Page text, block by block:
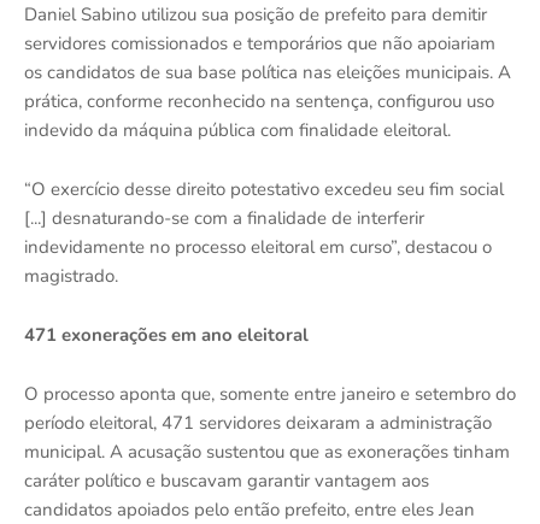
Daniel Sabino utilizou sua posição de prefeito para demitir
servidores comissionados e temporários que não apoiariam
os candidatos de sua base política nas eleições municipais. A
prática, conforme reconhecido na sentença, configurou uso
indevido da máquina pública com finalidade eleitoral.
“O exercício desse direito potestativo excedeu seu fim social
[...] desnaturando-se com a finalidade de interferir
indevidamente no processo eleitoral em curso”, destacou o
magistrado.
471 exonerações em ano eleitoral
O processo aponta que, somente entre janeiro e setembro do
período eleitoral, 471 servidores deixaram a administração
municipal. A acusação sustentou que as exonerações tinham
caráter político e buscavam garantir vantagem aos
candidatos apoiados pelo então prefeito, entre eles Jean